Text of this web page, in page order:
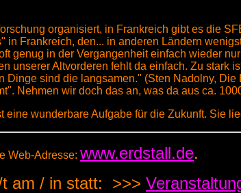
organisiert, in Frankreich gibt es die
Frankreich, den... in anderen Ländern
genug in der Vergangenheit einfach wieder
unserer Altvorderen fehlt da einfach. Zu stark
sind die langsamen." (Sten Nadolny,
Nehmen wir doch das an, was da aus ca.
wunderbare Aufgabe für die Zukunft. Sie
Web-Adresse: www.erdstall.de.
t am / in statt: >>>